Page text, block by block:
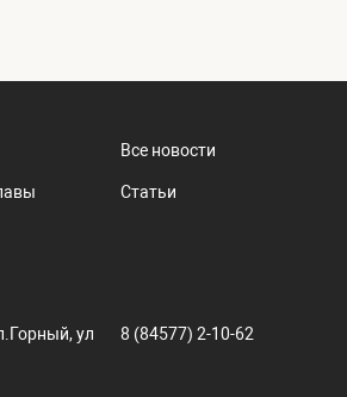
Все новости
Статьи
ул
8 (84577) 2-10-62